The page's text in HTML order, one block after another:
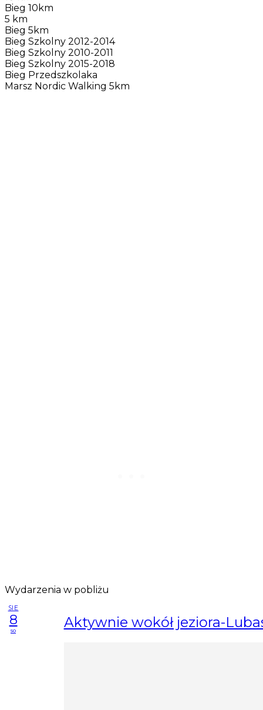
Bieg 10km
5 km
Bieg 5km
Bieg Szkolny 2012-2014
Bieg Szkolny 2010-2011
Bieg Szkolny 2015-2018
Bieg Przedszkolaka
Marsz Nordic Walking 5km
Wydarzenia w pobliżu
SIE
8
so Aktywnie wokół jeziora-